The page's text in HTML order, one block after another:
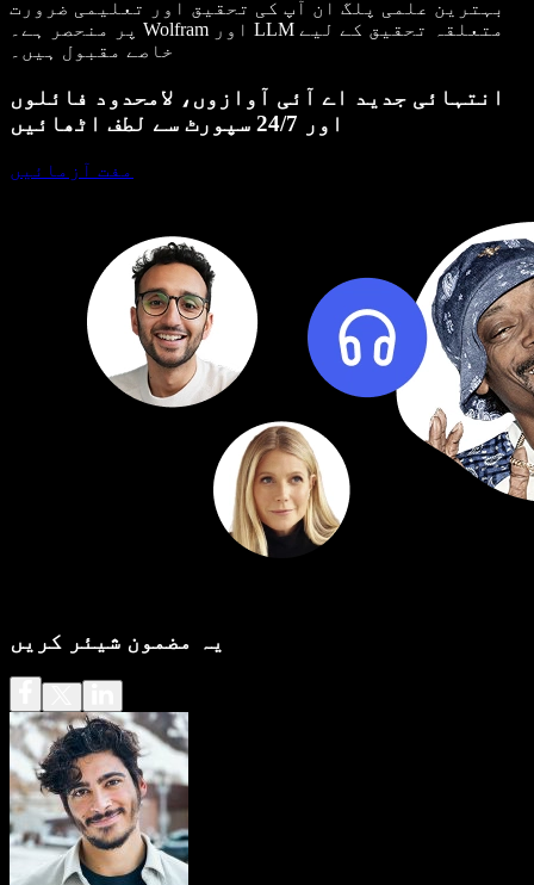
بہترین علمی پلگ ان آپ کی تحقیق اور تعلیمی ضرورت
پر منحصر ہے۔ Wolfram اور LLM متعلقہ تحقیق کے لیے
خاصے مقبول ہیں۔
انتہائی جدید اے آئی آوازوں، لامحدود فائلوں
اور 24/7 سپورٹ سے لطف اٹھائیں
مفت آزمائیں
یہ مضمون شیئر کریں